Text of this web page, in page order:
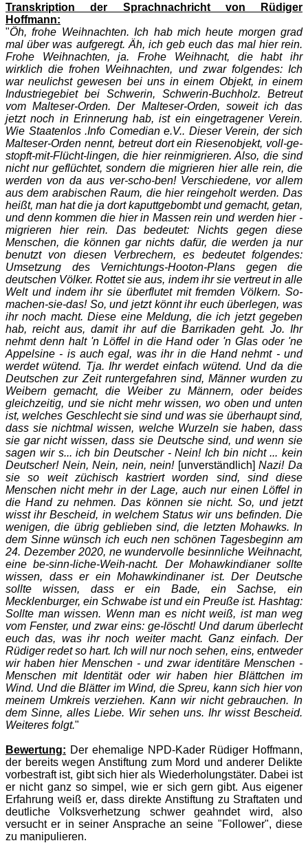
Transkription der Sprachnachricht von Rüdiger
Hoffmann:
"Öh, frohe Weihnachten. Ich hab mich heute morgen grad
mal über was aufgeregt. Äh, ich geb euch das mal hier rein.
Frohe Weihnachten, ja. Frohe Weihnacht, die habt ihr
wirklich die frohen Weihnachten, und zwar folgendes: Ich
war neulichst gewesen bei uns in einem Objekt, in einem
Industriegebiet bei Schwerin, Schwerin-Buchholz. Betreut
vom Malteser-Orden. Der Malteser-Orden, soweit ich das
jetzt noch in Erinnerung hab, ist ein eingetragener Verein.
Wie Staatenlos .Info Comedian e.V.. Dieser Verein, der sich
Malteser-Orden nennt, betreut dort ein Riesenobjekt, voll-ge-
stopft-mit-Flücht-lingen, die hier reinmigrieren. Also, die sind
nicht nur geflüchtet, sondern die migrieren hier alle rein, die
werden von da aus ver-scho-ben! Verschiedene, vor allem
aus dem arabischen Raum, die hier reingeholt werden. Das
heißt, man hat die ja dort kaputtgebombt und gemacht, getan,
und denn kommen die hier in Massen rein und werden hier -
migrieren hier rein. Das bedeutet: Nichts gegen diese
Menschen, die können gar nichts dafür, die werden ja nur
benutzt von diesen Verbrechern, es bedeutet folgendes:
Umsetzung des Vernichtungs-Hooton-Plans gegen die
deutschen Völker. Rottet sie aus, indem ihr sie vertreut in alle
Welt und indem ihr sie überflutet mit fremden Völkern. So-
machen-sie-das! So, und jetzt könnt ihr euch überlegen, was
ihr noch macht. Diese eine Meldung, die ich jetzt gegeben
hab, reicht aus, damit ihr auf die Barrikaden geht. Jo. Ihr
nehmt denn halt 'n Löffel in die Hand oder 'n Glas oder 'ne
Appelsine - is auch egal, was ihr in die Hand nehmt - und
werdet wütend. Tja. Ihr werdet einfach wütend. Und da die
Deutschen zur Zeit runtergefahren sind, Männer wurden zu
Weibern gemacht, die Weiber zu Männern, oder beides
gleichzeitig, und sie nicht mehr wissen, wo oben und unten
ist, welches Geschlecht sie sind und was sie überhaupt sind,
dass sie nichtmal wissen, welche Wurzeln sie haben, dass
sie gar nicht wissen, dass sie Deutsche sind, und wenn sie
sagen wir s... ich bin Deutscher - Nein! Ich bin nicht ... kein
Deutscher! Nein, Nein, nein, nein![unverständlich] Nazi! Da
sie so weit züchisch kastriert worden sind, sind diese
Menschen nicht mehr in der Lage, auch nur einen Löffel in
die Hand zu nehmen. Das können sie nicht. So, und jetzt
wisst ihr Bescheid, in welchem Status wir uns befinden. Die
wenigen, die übrig geblieben sind, die letzten Mohawks. In
dem Sinne wünsch ich euch nen schönen Tagesbeginn am
24. Dezember 2020, ne wundervolle besinnliche Weihnacht,
eine be-sinn-liche-Weih-nacht. Der Mohawkindianer sollte
wissen, dass er ein Mohawkindinaner ist. Der Deutsche
sollte wissen, dass er ein Bade, ein Sachse, ein
Mecklenburger, ein Schwabe ist und ein Preuße ist. Hashtag:
Sollte man wissen. Wenn man es nicht weiß, ist man weg
vom Fenster, und zwar eins: ge-löscht! Und darum überlecht
euch das, was ihr noch weiter macht. Ganz einfach. Der
Rüdiger redet so hart. Ich will nur noch sehen, eins, entweder
wir haben hier Menschen - und zwar identitäre Menschen -
Menschen mit Identität oder wir haben hier Blättchen im
Wind. Und die Blätter im Wind, die Spreu, kann sich hier von
meinem Umkreis verziehen. Kann wir nicht gebrauchen. In
dem Sinne, alles Liebe. Wir sehen uns. Ihr wisst Bescheid.
Weiteres folgt."
Bewertung: Der ehemalige NPD-Kader Rüdiger Hoffmann,
der bereits wegen Anstiftung zum Mord und anderer Delikte
vorbestraft ist, gibt sich hier als Wiederholungstäter. Dabei ist
er nicht ganz so simpel, wie er sich gern gibt. Aus eigener
Erfahrung weiß er, dass direkte Anstiftung zu Straftaten und
deutliche Volksverhetzung schwer geahndet wird, also
versucht er in seiner Ansprache an seine "Follower", diese
zu manipulieren.